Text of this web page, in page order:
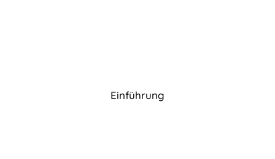
Einführung